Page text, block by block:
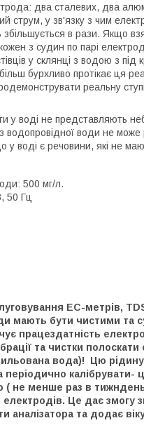
два сталевих, два
струм, у зв'язку з чим
збільшується в рази. Якщо
з судин по парі
у склянці з водою з
бурхливо протікає ця
реальну
у воді не представляють
води не може
воді є речовини, які не
500 мг/л.
50 Гц
EC-метрів,
мають бути чистими та
працездатність
та чистки
вода)! Цю
періодично
( не менше раз в
Це дає змогу
аналізатора та додає